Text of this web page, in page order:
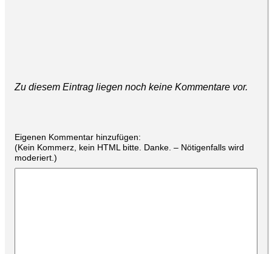
Zu diesem Eintrag liegen noch keine Kommentare vor.
Eigenen Kommentar hinzufügen:
(Kein Kommerz, kein HTML bitte. Danke. – Nötigenfalls wird
moderiert.)